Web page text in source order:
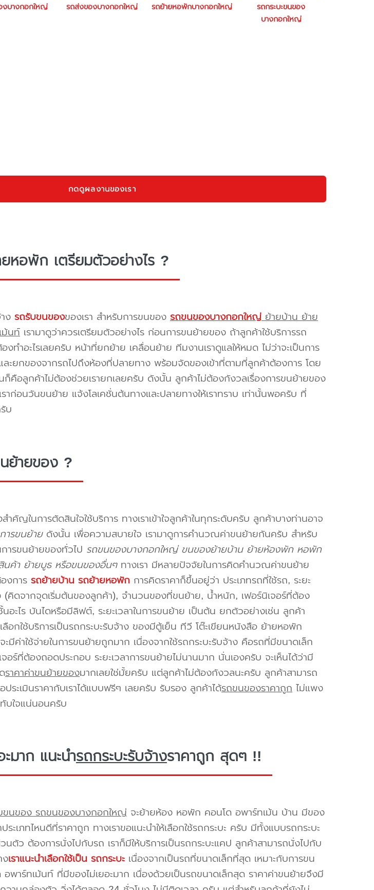
งบางกอกใหญ่ รถส่งของบางกอกใหญ่ รถย้ายหอพักบางกอกใหญ่
รถกระบะขนของ
บางกอกใหญ่
กดดูผลงานของเรา
หอพัก เตรียมตัวอย่างไร ?
ง รถรับขนของของเรา สำหรับการขนของ รถขนของบางกอกใหญ่ย้ายบ้าน ย้าย
นท์เรามาดูว่าควรเตรียมตัวอย่างไร ก่อนการขนย้ายของ ถ้าลูกค้าใช้บริการรถ
งทำอะไรเลยครับ หน้าที่ยกย้าย เคลื่อนย้าย ทีมงานเราดูแลให้หมด ไม่ว่าจะเป็นการ
ะยกของจากรถไปถึงห้องที่ปลายทาง พร้อมจัดของเข้าที่ตามที่ลูกค้าต้องการ โดย
ก็คือลูกค้าไม่ต้องช่วยเรายกเลยครับ ดังนั้น ลูกค้าไม่ต้องกังวลเรื่องการขนย้ายของ
าก่อนวันขนย้าย แจ้งโลเคชั่นต้นทางและปลายทางให้เราทราบ เท่านั้นพอครับ ที่
บ
ย้ายของ ?
สำคัญในการตัดสินใจใช้บริการ ทางเราเข้าใจลูกค้าในทุกระดับครับ ลูกค้าบางท่านอาจ
ารขนย้ายดังนั้น เพื่อความสบายใจ เรามาดูการคำนวณค่าขนย้ายกันครับ สำหรับ
การขนย้ายของทั่วไป รถขนของบางกอกใหญ่ ขนของย้ายบ้าน ย้ายห้องพัก หอพัก
นค้า ย้ายบูธ หรือขนของอื่นๆทางเรา มีหลายปัจจัยในการคิดคำนวณค่าขนย้าย
งการ รถย้ายบ้าน รถย้ายหอพักการคิดราคาก็ขึ้นอยู่ว่า ประเภทรถที่ใช้รถ, ระยะ
คิดจากจุดเริ่มต้นของลูกค้า), จำนวนของที่ขนย้าย, น้ำหนัก, เฟอร์นิเจอร์ที่ต้อง
ะไร บันไดหรือมีลิฟต์, ระยะเวลาในการขนย้าย เป็นต้น ยกตัวอย่างเช่น ลูกค้า
อกใช้บริการเป็นรถกระบะรับจ้าง ของมีตู้เย็น ทีวี โต๊ะเขียนหนังสือ ย้ายหอพัก
าใช้จ่ายในการขนย้ายถูกมาก เนื่องจากใช้รถกระบะรับจ้าง คือรถที่มีขนาดเล็ก
ร์ที่ต้องถอดประกอบ ระยะเวลาการขนย้ายไม่นานมาก นั่นเองครับ จะเห็นได้ว่ามี
ราคาค่าขนย้ายของมากเลยใช่มั้ยครับ แต่ลูกค้าไม่ต้องกังวลนะครับ ลูกค้าสามารถ
ประเมินราคากับเราได้แบบฟรีๆ เลยครับ รับรอง ลูกค้าได้รถขนของราคาถูกไม่แพง
บใจแน่นอนครับ
มาก แนะนำรถกระบะรับจ้างราคาถูก สุดๆ !!
ขนของ รถขนของบางกอกใหญ่จะย้ายห้อง หอพัก คอนโด อพาร์ทเม้น บ้าน มีของ
ประเภทไหนดีที่ราคาถูก ทางเราขอแนะนำให้เลือกใช้รถกระบะ ครับ มีทั้งแบบรถกระบะ
ตัว ต้องการนั่งไปกับรถ เราก็มีให้บริการเป็นรถกระบะแคป ลูกค้าสามารถนั่งไปกับ
งเราแนะนำเลือกใช้เป็น รถกระบะเนื่องจากเป็นรถที่ขนาดเล็กที่สุด เหมาะกับการขน
าร์ทเม้นท์ ที่มีของไม่เยอะมาก เนื่องด้วยเป็นรถขนาดเล็กสุด ราคาค่าขนย้ายจึงมี